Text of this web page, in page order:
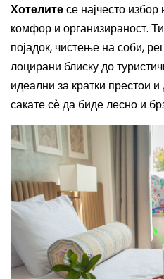
Хотелитесе најчесто избор
комфор и организираност.
појадок, чистење на соби,
лоцирани блиску до
идеални за кратки престои
сакате сѐ да биде лесно и